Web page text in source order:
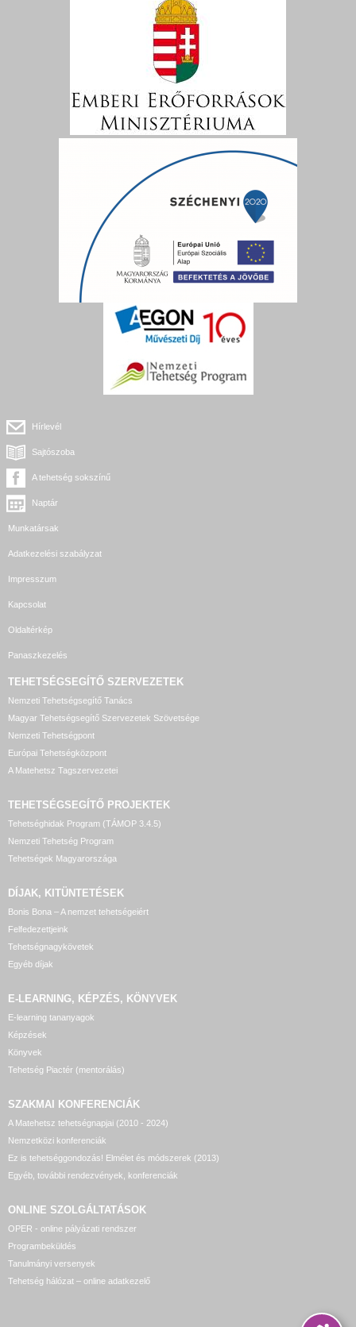
Hírlevél
Sajtószoba
A tehetség sokszínű
Naptár
Munkatársak
Adatkezelési szabályzat
Impresszum
Kapcsolat
Oldaltérkép
Panaszkezelés
TEHETSÉGSEGÍTŐ SZERVEZETEK
Nemzeti Tehetségsegítő Tanács
Magyar Tehetségsegítő Szervezetek Szövetsége
Nemzeti Tehetségpont
Európai Tehetségközpont
A Matehetsz Tagszervezetei
TEHETSÉGSEGÍTŐ PROJEKTEK
Tehetséghidak Program (TÁMOP 3.4.5)
Nemzeti Tehetség Program
Tehetségek Magyarországa
DÍJAK, KITÜNTETÉSEK
Bonis Bona – A nemzet tehetségeiért
Felfedezettjeink
Tehetségnagykövetek
Egyéb díjak
E-LEARNING, KÉPZÉS, KÖNYVEK
E-learning tananyagok
Képzések
Könyvek
Tehetség Piactér (mentorálás)
SZAKMAI KONFERENCIÁK
A Matehetsz tehetségnapjai (2010 - 2024)
Nemzetközi konferenciák
Ez is tehetséggondozás! Elmélet és módszerek (2013)
Egyéb, további rendezvények, konferenciák
ONLINE SZOLGÁLTATÁSOK
OPER - online pályázati rendszer
Programbeküldés
Tanulmányi versenyek
Tehetség hálózat – online adatkezelő